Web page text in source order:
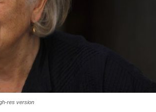
res version